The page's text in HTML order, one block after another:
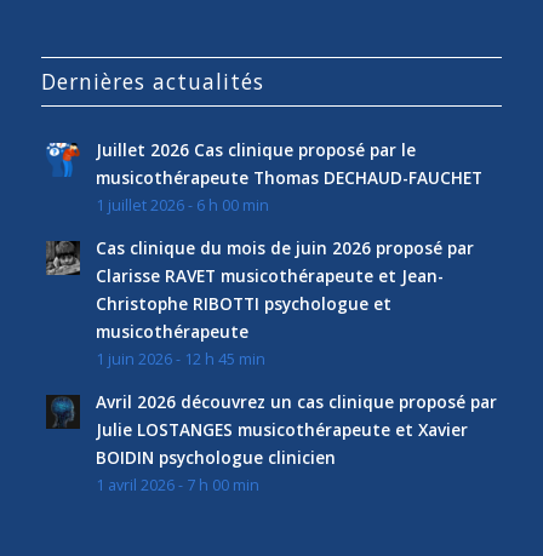
Dernières actualités
Juillet 2026 Cas clinique proposé par le
musicothérapeute Thomas DECHAUD-FAUCHET
1 juillet 2026 - 6 h 00 min
Cas clinique du mois de juin 2026 proposé par
Clarisse RAVET musicothérapeute et Jean-
Christophe RIBOTTI psychologue et
musicothérapeute
1 juin 2026 - 12 h 45 min
Avril 2026 découvrez un cas clinique proposé par
Julie LOSTANGES musicothérapeute et Xavier
BOIDIN psychologue clinicien
1 avril 2026 - 7 h 00 min